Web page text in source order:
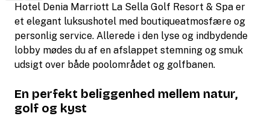
Hotel Denia Marriott La Sella Golf Resort & Spa er
et elegant luksushotel med boutiqueatmosfære og
personlig service. Allerede i den lyse og indbydende
lobby mødes du af en afslappet stemning og smuk
udsigt over både poolområdet og golfbanen.
En perfekt beliggenhed mellem natur,
golf og kyst